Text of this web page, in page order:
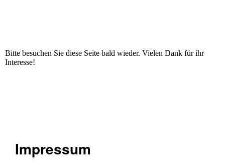
Bitte besuchen Sie diese Seite bald wieder. Vielen Dank für ihr
Interesse!
Impressum